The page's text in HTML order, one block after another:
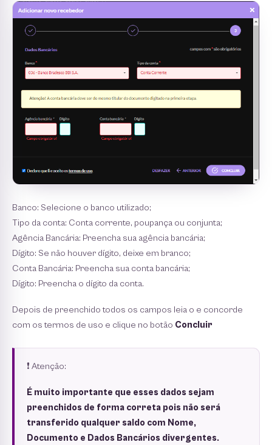
Banco: Selecione o banco utilizado;
Tipo da conta: Conta corrente, poupança ou conjunta;
Agência Bancária: Preencha sua agência bancária;
Dígito: Se não houver dígito, deixe em branco;
Conta Bancária: Preencha sua conta bancária;
Dígito: Preencha o dígito da conta.
Depois de preenchido todos os campos leia o e concorde
com os termos de uso e clique no botão Concluir
❗️ Atenção:
É muito importante que esses dados sejam
preenchidos de forma correta pois não será
transferido qualquer saldo com Nome,
Documento e Dados Bancários divergentes.